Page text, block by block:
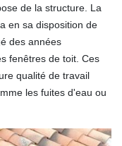
de la structure. La
en sa disposition de
des années
fenêtres de toit. Ces
qualité de travail
les fuites d'eau ou